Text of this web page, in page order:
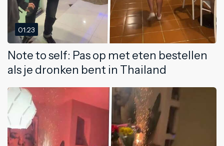
01:23
Note to self: Pas op met eten bestellen
als je dronken bent in Thailand